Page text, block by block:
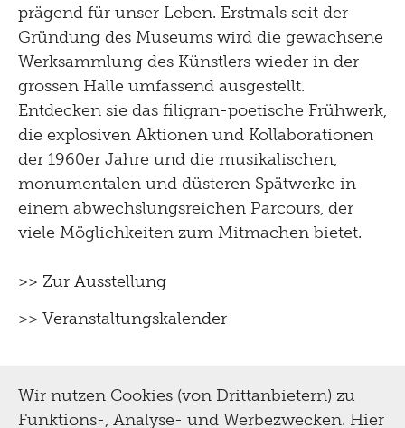
prägend für unser Leben. Erstmals seit der
Gründung des Museums wird die gewachsene
Werksammlung des Künstlers wieder in der
grossen Halle umfassend ausgestellt.
Entdecken sie das filigran-poetische Frühwerk,
die explosiven Aktionen und Kollaborationen
der 1960er Jahre und die musikalischen,
monumentalen und düsteren Spätwerke in
einem abwechslungsreichen Parcours, der
viele Möglichkeiten zum Mitmachen bietet.
>> Zur Ausstellung
>> Veranstaltungskalender
Wir nutzen Cookies (von Drittanbietern) zu
Funktions-, Analyse- und Werbezwecken. Hier